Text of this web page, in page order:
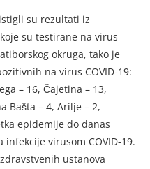
su rezultati iz
su testirane na virus
okruga, tako je
na virus COVID-19:
– 16, Čajetina – 13,
Bašta – 4, Arilje – 2,
epidemije do danas
virusom COVID-19.
ustanova